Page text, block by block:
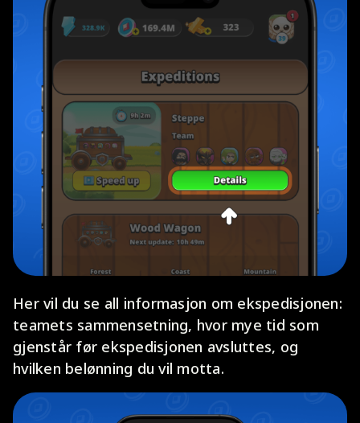
Her vil du se all informasjon om ekspedisjonen:
teamets sammensetning, hvor mye tid som
gjenstår før ekspedisjonen avsluttes, og
hvilken belønning du vil motta.